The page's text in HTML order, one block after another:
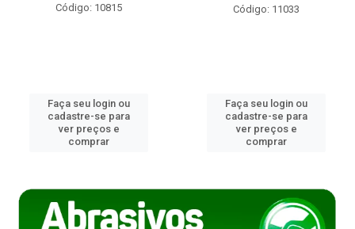
Código: 10815
Faça seu login ou
cadastre-se para
ver preços e
comprar
Código: 11033
Faça seu login ou
cadastre-se para
ver preços e
comprar